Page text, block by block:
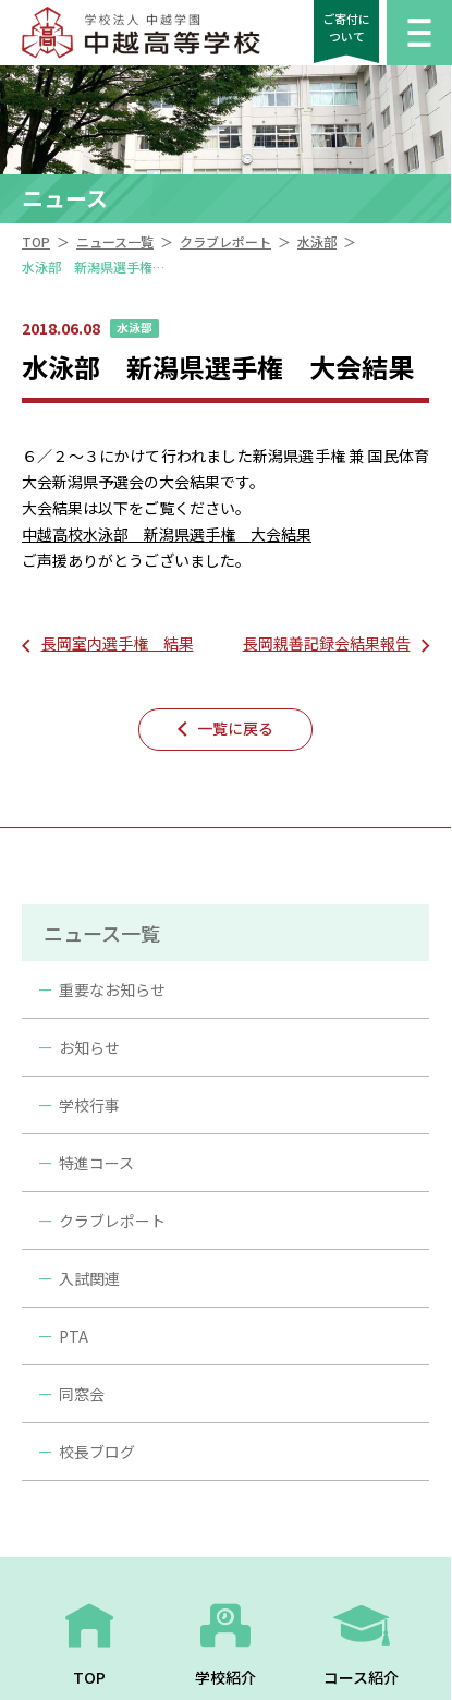
ご寄付に
ついて
ニュース
TOP ＞ ニュース一覧 ＞ クラブレポート ＞ 水泳部 ＞
水泳部 新潟県選手権 大会結果
2018.06.08 水泳部
水泳部 新潟県選手権 大会結果
６／２～３にかけて行われました新潟県選手権 兼 国民体育
大会新潟県予選会の大会結果です。
大会結果は以下をご覧ください。
中越高校水泳部 新潟県選手権 大会結果
ご声援ありがとうございました。
長岡室内選手権 結果 長岡親善記録会結果報告
一覧に戻る
ニュース一覧
重要なお知らせ
お知らせ
学校行事
特進コース
クラブレポート
入試関連
PTA
同窓会
校長ブログ
TOP 学校紹介 コース紹介